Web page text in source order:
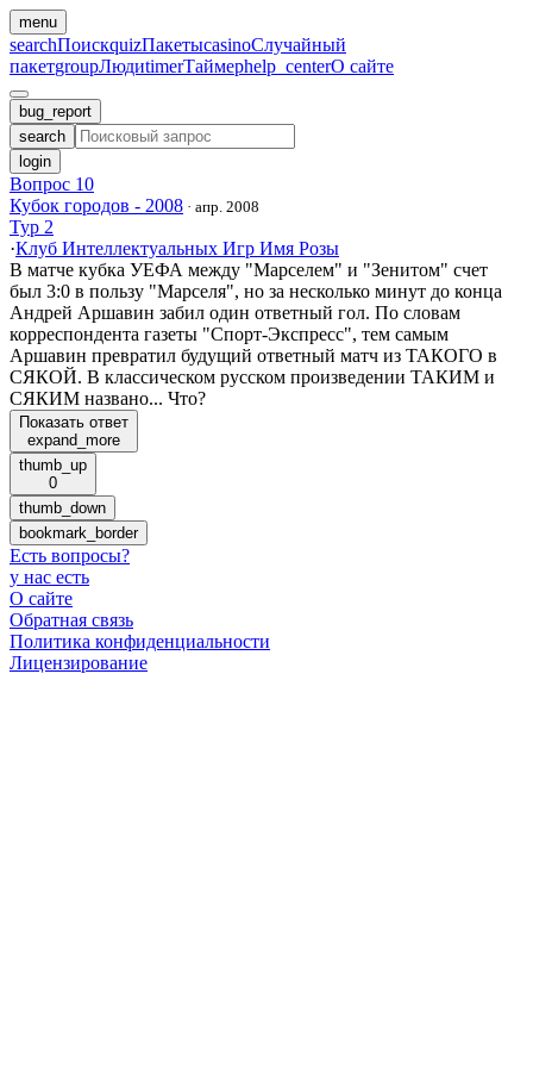
menu
searchПоискquizПакетыcasinoСлучайный
пакетgroupЛюдиtimerТаймерhelp_centerО сайте
bug_report
search
login
Вопрос 10
Кубок городов - 2008 · апр. 2008
Тур 2
·Клуб Интеллектуальных Игр Имя Розы
В матче кубка УЕФА между "Марселем" и "Зенитом" счет
был 3:0 в пользу "Марселя", но за несколько минут до конца
Андрей Аршавин забил один ответный гол. По словам
корреспондента газеты "Спорт-Экспресс", тем самым
Аршавин превратил будущий ответный матч из ТАКОГО в
СЯКОЙ. В классическом русском произведении ТАКИМ и
СЯКИМ названо... Что?
Показать ответ
expand_more
thumb_up
0
thumb_down
bookmark_border
Есть вопросы?
у нас есть
О сайте
Обратная связь
Политика конфиденциальности
Лицензирование